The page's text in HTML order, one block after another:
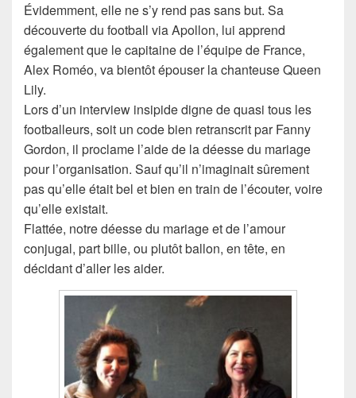
Évidemment, elle ne s’y rend pas sans but. Sa
découverte du football via Apollon, lui apprend
également que le capitaine de l’équipe de France,
Alex Roméo, va bientôt épouser la chanteuse Queen
Lily.
Lors d’un interview insipide digne de quasi tous les
footballeurs, soit un code bien retranscrit par Fanny
Gordon, il proclame l’aide de la déesse du mariage
pour l’organisation. Sauf qu’il n’imaginait sûrement
pas qu’elle était bel et bien en train de l’écouter, voire
qu’elle existait.
Flattée, notre déesse du mariage et de l’amour
conjugal, part bille, ou plutôt ballon, en tête, en
décidant d’aller les aider.